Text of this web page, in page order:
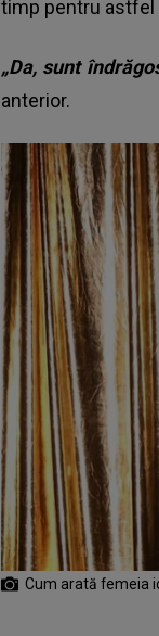
timp pentru astfel
„Da, sunt
anterior.
Cum arată femeia